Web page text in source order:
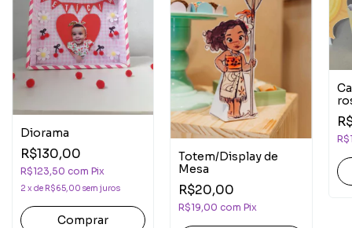
Diorama
R$130,00
R$123,50 com Pix
2 x de R$65,00 sem juros
Totem/Display de
Mesa
R$20,00
R$19,00com Pix